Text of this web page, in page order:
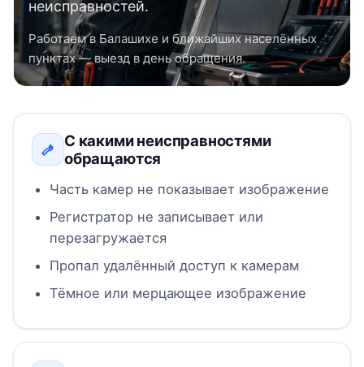
неисправностей.
Работаем в Балашихе и ближайших населённых
пунктах — выезд в день обращения.
С какими неисправностями
обращаются
Часть камер не показывает изображение
Регистратор не записывает или
перезагружается
Пропал удалённый доступ к камерам
Тёмное или мерцающее изображение